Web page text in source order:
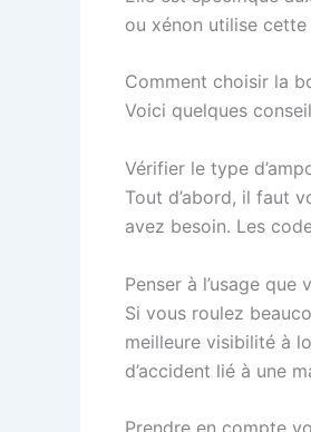
ou xénon utilise
Comment choisir la
Voici quelques
Vérifier le type
Tout d’abord, il faut
avez besoin. Les
Penser à l’usage que
Si vous roulez
meilleure visibilité à
d’accident lié à une